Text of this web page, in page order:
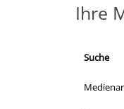
Ihre
Suche